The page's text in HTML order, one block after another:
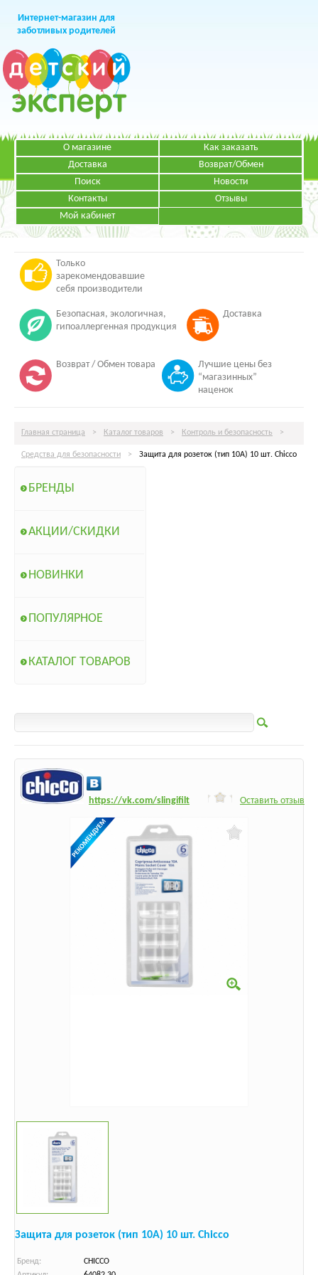
Интернет-магазин для
заботливых родителей
+7 (499)391-49-83Телефон в Москве
Режим работы:
Пн-Пт: с 09.00 до 19.00
НАПИСАТЬ ПИСЬМО
О магазине
Как заказать
Доставка
Возврат/Обмен
Поиск
Новости
Контакты
Отзывы
Мой кабинет
Только
зарекомендовавшие
себя производители
Безопасная, экологичная,
гипоаллергенная продукция
Доставка
Возврат / Обмен товара
Лучшие цены без
“магазинных”
наценок
Главная страница > Каталог товаров > Контроль и безопасность >
Средства для безопасности > Защита для розеток (тип 10А) 10 шт. Chicco
БРЕНДЫ
АКЦИИ/СКИДКИ
НОВИНКИ
ПОПУЛЯРНОЕ
КАТАЛОГ ТОВАРОВ
https://vk.com/slingifilt Оставить отзыв
Защита для розеток (тип 10А) 10 шт. Chicco
Бренд:
CHICCO